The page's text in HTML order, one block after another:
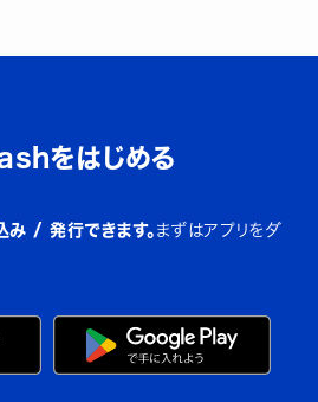
をはじめる
み / 発行できます。 まずはアプリをダ